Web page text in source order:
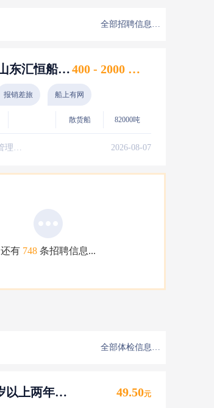
全部招聘信息…
无限航区 山东汇恒船舶管理有限责任公司 实习 新证 普证 高证 水手 8月上船 400 - 2000 美元
报销差旅 船上有网
散货船 82000吨
山东汇恒船舶管理有限责任公司 2026-08-07
还有 748 条招聘信息...
全部体检信息…
餐饮类40岁以上两年健康证-女性 49.50元